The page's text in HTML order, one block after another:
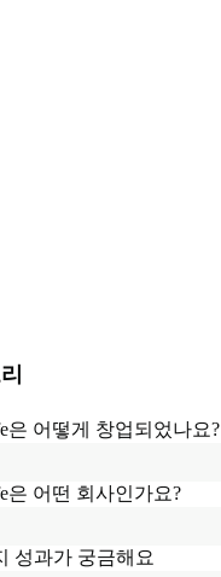
은 어떻게 창업되었나요?
은 어떤 회사인가요?
성과가 궁금해요